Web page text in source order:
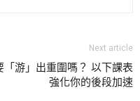
Next article
「游」出重圍嗎？ 以下課表
強化你的後段加速